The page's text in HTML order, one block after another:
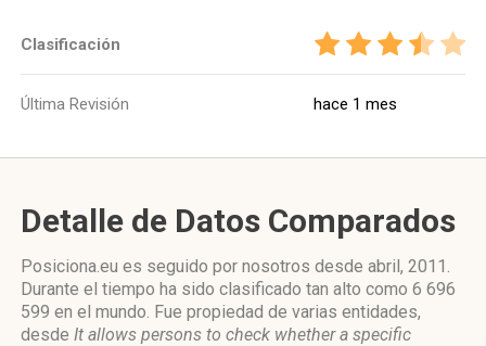
Clasificación
Última Revisión hace 1 mes
Detalle de Datos Comparados
Posiciona.eu es seguido por nosotros desde abril, 2011.
Durante el tiempo ha sido clasificado tan alto como 6 696
599 en el mundo. Fue propiedad de varias entidades,
desde It allows persons to check whether a specific